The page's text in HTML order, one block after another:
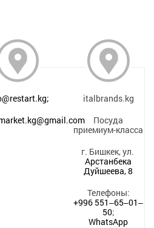
italbrands.kg
Посуда
приемиум-класса
г. Бишкек, ул.
Арстанбека
Дуйшеева, 8
Телефоны:
+996 551‒65‒01‒
50;
WhatsApp